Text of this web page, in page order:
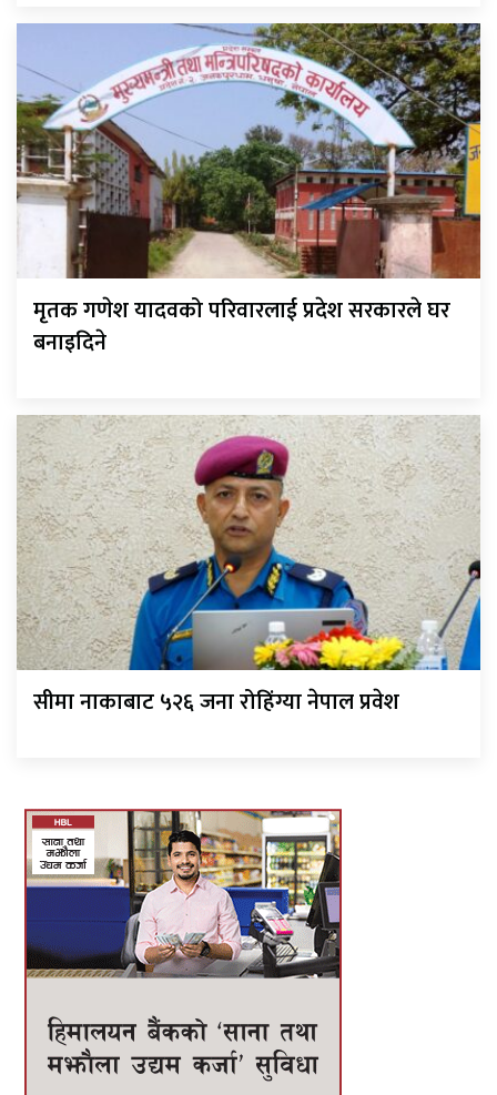
मृतक गणेश यादवको परिवारलाई प्रदेश सरकारले घर
बनाइदिने
सीमा नाकाबाट ५२६ जना रोहिंग्या नेपाल प्रवेश